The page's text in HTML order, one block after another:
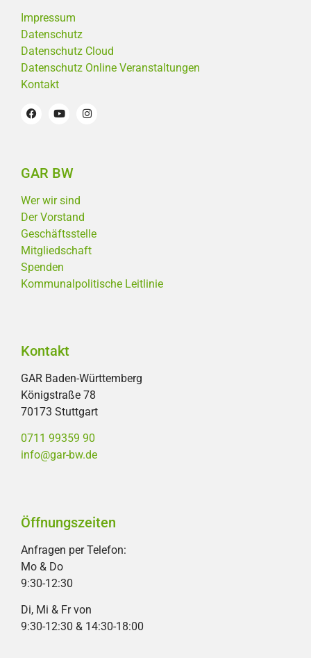
Impressum
Datenschutz
Datenschutz Cloud
Datenschutz Online Veranstaltungen
Kontakt
GAR BW
Wer wir sind
Der Vorstand
Geschäftsstelle
Mitgliedschaft
Spenden
Kommunalpolitische Leitlinie
Kontakt
GAR Baden-Württemberg
Königstraße 78
70173 Stuttgart
0711 99359 90
info@gar-bw.de
Öffnungszeiten
Anfragen per Telefon:
Mo & Do
9:30-12:30
Di, Mi & Fr von
9:30-12:30 & 14:30-18:00